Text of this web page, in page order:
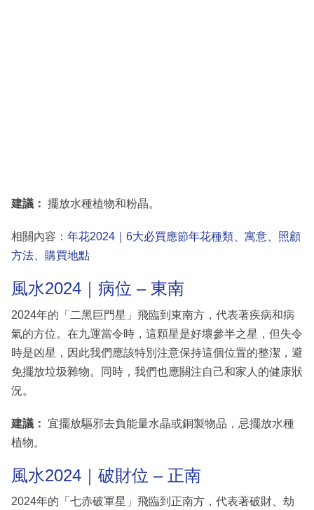
建議： 擺放水種植物和粉晶。
相關內容： 年花2024｜6大必買應節年花種類、寓意、照顧
方法、購買地點
風水2024｜病位 – 東南
2024年的「二黑巨門星」飛臨到東南方，代表著疾病和病
氣的方位。在九運當令時，這顆星是好壞參半之星，但失令
時是凶星，因此我們應該特別注意保持這個位置的整潔，避
免擺放垃圾雜物。同時，我們也應關注自己和家人的健康狀
況。
建議： 宜擺放驅邪去負能量水晶或銅製物品，忌擺放水種
植物。
風水2024｜破財位 – 正南
2024年的「七赤破軍星」飛臨到正南方，代表著破財、劫